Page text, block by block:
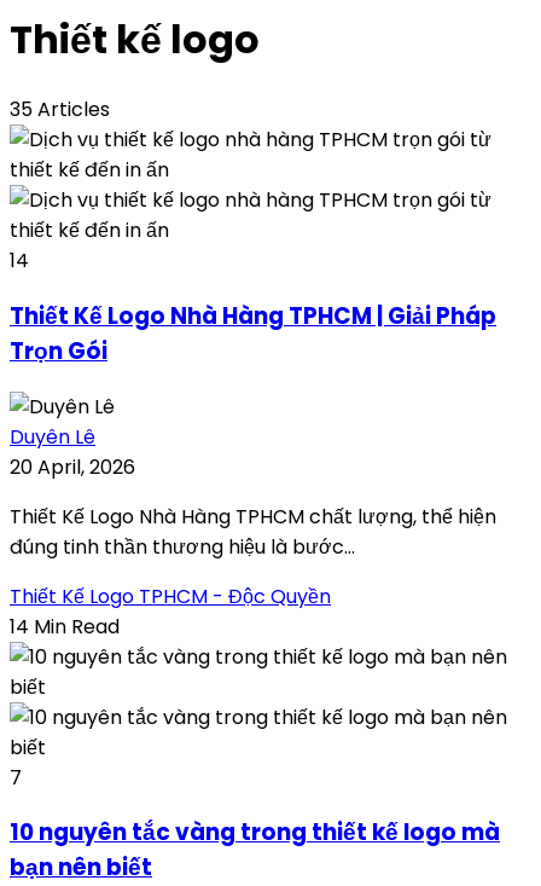
Thiết kế logo
35 Articles
14
Thiết Kế Logo Nhà Hàng TPHCM | Giải Pháp
Trọn Gói
Duyên Lê
20 April, 2026
Thiết Kế Logo Nhà Hàng TPHCM chất lượng, thể hiện
đúng tinh thần thương hiệu là bước...
Thiết Kế Logo TPHCM - Độc Quyền
14 Min Read
7
10 nguyên tắc vàng trong thiết kế logo mà
bạn nên biết